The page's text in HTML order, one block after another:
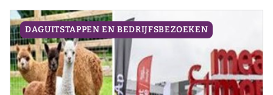
DAGUITSTAPPEN EN BEDRIJFSBEZOEKEN